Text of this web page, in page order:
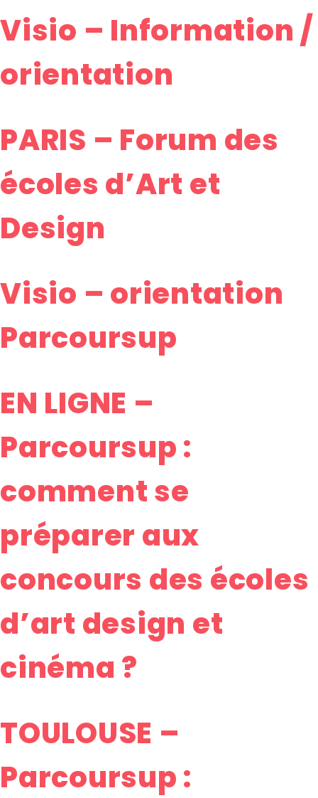
Visio – Information /
orientation
PARIS – Forum des
écoles d’Art et
Design
Visio – orientation
Parcoursup
EN LIGNE –
Parcoursup :
comment se
préparer aux
concours des écoles
d’art design et
cinéma ?
TOULOUSE –
Parcoursup :